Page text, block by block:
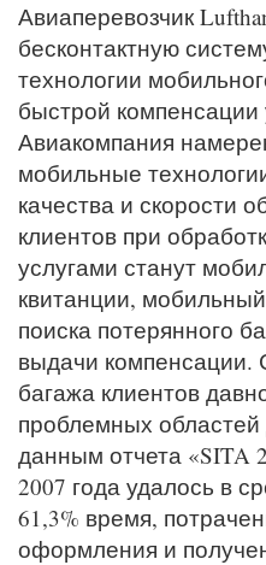
Авиаперевозчик
бесконтактную
технологии
быстрой компенсации
Авиакомпания
мобильные
качества и скорости
клиентов при
услугами станут
квитанции,
поиска потерянного
выдачи компенсации.
багажа клиентов
проблемных
данным отчета «SITA
2007 года удалось в
61,3% время,
оформления и